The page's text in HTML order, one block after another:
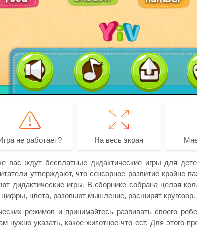
не работает? На весь экран
вас ждут бесплатные дидактические игры для
утверждают, что сенсорное развитие крайне
дидактические игры. В сборнике собрана целая
цифры, цвета, разовьют мышление, расширят кругозор.
режимов и принимайтесь развивать своего
нужно указать, какое животное что ест. Для этого